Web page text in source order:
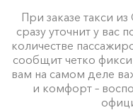
При заказе такси
сразу уточнит у
количестве
сообщит четко
вам на самом деле
и комфорт –